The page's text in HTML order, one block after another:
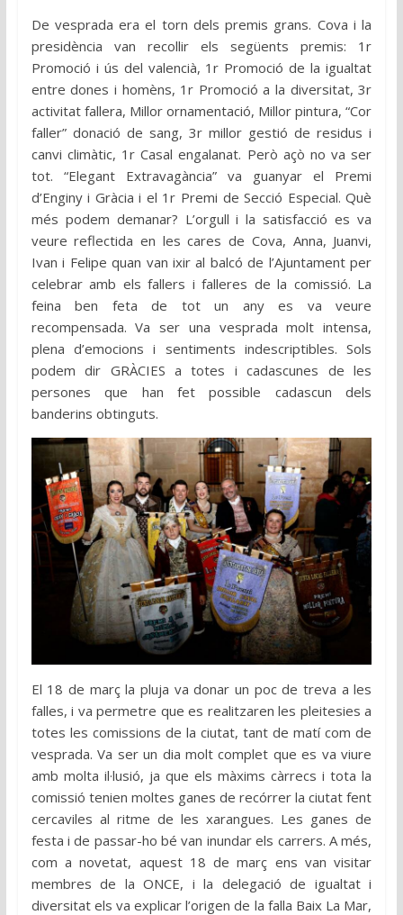
De vesprada era el torn dels premis grans. Cova i la
presidència van recollir els següents premis: 1r
Promoció i ús del valencià, 1r Promoció de la igualtat
entre dones i homèns, 1r Promoció a la diversitat, 3r
activitat fallera, Millor ornamentació, Millor pintura, “Cor
faller” donació de sang, 3r millor gestió de residus i
canvi climàtic, 1r Casal engalanat. Però açò no va ser
tot. “Elegant Extravagància” va guanyar el Premi
d’Enginy i Gràcia i el 1r Premi de Secció Especial. Què
més podem demanar? L’orgull i la satisfacció es va
veure reflectida en les cares de Cova, Anna, Juanvi,
Ivan i Felipe quan van ixir al balcó de l’Ajuntament per
celebrar amb els fallers i falleres de la comissió. La
feina ben feta de tot un any es va veure
recompensada. Va ser una vesprada molt intensa,
plena d’emocions i sentiments indescriptibles. Sols
podem dir GRÀCIES a totes i cadascunes de les
persones que han fet possible cadascun dels
banderins obtinguts.
El 18 de març la pluja va donar un poc de treva a les
falles, i va permetre que es realitzaren les pleitesies a
totes les comissions de la ciutat, tant de matí com de
vesprada. Va ser un dia molt complet que es va viure
amb molta il·lusió, ja que els màxims càrrecs i tota la
comissió tenien moltes ganes de recórrer la ciutat fent
cercaviles al ritme de les xarangues. Les ganes de
festa i de passar-ho bé van inundar els carrers. A més,
com a novetat, aquest 18 de març ens van visitar
membres de la ONCE, i la delegació de igualtat i
diversitat els va explicar l’origen de la falla Baix La Mar,